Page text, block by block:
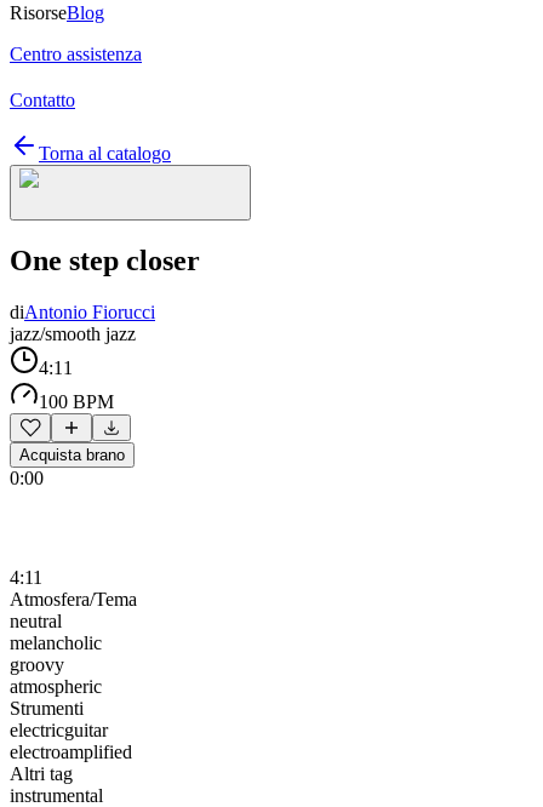
RisorseBlog
Centro assistenza
Contatto
Torna al catalogo
One step closer
diAntonio Fiorucci
jazz/smooth jazz
4:11
100 BPM
Acquista brano
0:00
4:11
Atmosfera/Tema
neutral
melancholic
groovy
atmospheric
Strumenti
electricguitar
electroamplified
Altri tag
instrumental